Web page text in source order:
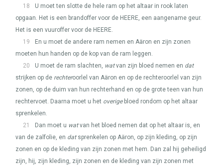
18
U moet ten slotte de hele ram op het altaar in rook laten
opgaan. Het is een brandoffer voor de HEERE, een aangename geur.
Het is een vuuroffer voor de HEERE.
19
En u moet de andere ram nemen en Aäron en zijn zonen
moeten hun handen op de kop van de ram leggen.
20
U moet de ram slachten, watvan zijn bloed nemen en dat
strijken op de rechteroorlel van Aäron en op de rechteroorlel van zijn
zonen, op de duim van hun rechterhand en op de grote teen van hun
rechtervoet. Daarna moet u het overigebloed rondom op het altaar
sprenkelen.
21
Dan moet u watvan het bloed nemen dat op het altaar is, en
van de zalfolie, en datsprenkelen op Aäron, op zijn kleding, op zijn
zonen en op de kleding van zijn zonen met hem. Dan zal hij geheiligd
zijn, hij, zijn kleding, zijn zonen en de kleding van zijn zonen met